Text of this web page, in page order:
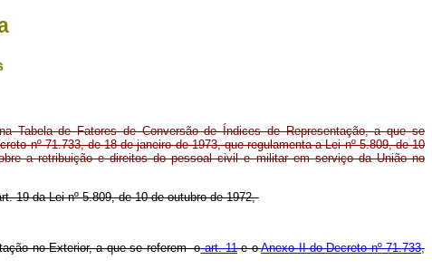
Tabela de Fatores de Conversão de Índices de Representação, a que se
nº 71.733, de 18 de janeiro de 1973, que regulamenta a Lei nº 5.809, de 10
a retribuição e direitos do pessoal civil e militar em serviço da União no
19 da Lei nº5.809, de 10 de outubro de 1972,
no Exterior, a que se referem oart. 11e oAnexo II do Decreto nº71.733,